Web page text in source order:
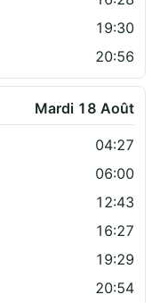
19:30
20:56
Mardi 18 Août
04:27
06:00
12:43
16:27
19:29
20:54